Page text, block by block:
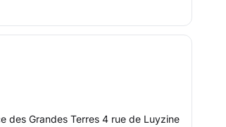
des Grandes Terres 4 rue de Luyzine